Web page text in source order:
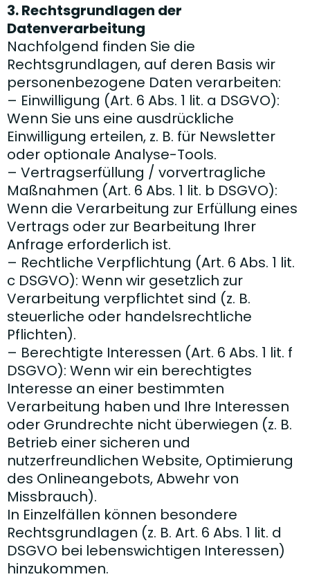
3. Rechtsgrundlagen der
Datenverarbeitung
Nachfolgend finden Sie die
Rechtsgrundlagen, auf deren Basis wir
personenbezogene Daten verarbeiten:
– Einwilligung (Art. 6 Abs. 1 lit. a DSGVO):
Wenn Sie uns eine ausdrückliche
Einwilligung erteilen, z. B. für Newsletter
oder optionale Analyse-Tools.
– Vertragserfüllung / vorvertragliche
Maßnahmen (Art. 6 Abs. 1 lit. b DSGVO):
Wenn die Verarbeitung zur Erfüllung eines
Vertrags oder zur Bearbeitung Ihrer
Anfrage erforderlich ist.
– Rechtliche Verpflichtung (Art. 6 Abs. 1 lit.
c DSGVO): Wenn wir gesetzlich zur
Verarbeitung verpflichtet sind (z. B.
steuerliche oder handelsrechtliche
Pflichten).
– Berechtigte Interessen (Art. 6 Abs. 1 lit. f
DSGVO): Wenn wir ein berechtigtes
Interesse an einer bestimmten
Verarbeitung haben und Ihre Interessen
oder Grundrechte nicht überwiegen (z. B.
Betrieb einer sicheren und
nutzerfreundlichen Website, Optimierung
des Onlineangebots, Abwehr von
Missbrauch).
In Einzelfällen können besondere
Rechtsgrundlagen (z. B. Art. 6 Abs. 1 lit. d
DSGVO bei lebenswichtigen Interessen)
hinzukommen.